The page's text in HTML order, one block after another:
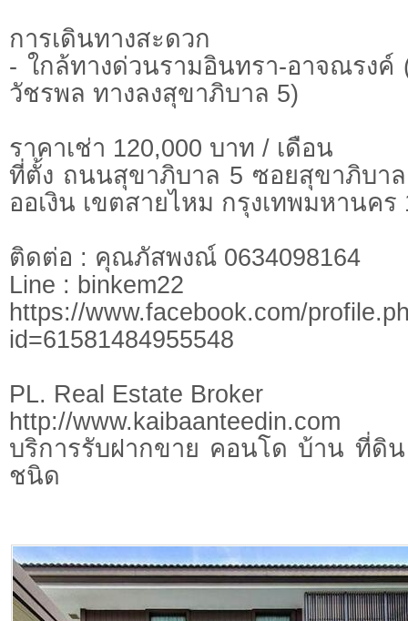
การเดินทางสะดวก
- ใกล้ทางด่วนรามอินทรา-อาจณรงค์
วัชรพล ทางลงสุขาภิบาล 5)
ราคาเช่า 120,000 บาท / เดือน
ที่ตั้ง ถนนสุขาภิบาล 5 ซอยสุขาภิบา
ออเงิน เขตสายไหม กรุงเทพมหานคร
ติดต่อ : คุณภัสพงณ์ 0634098164
Line : binkem22
https://www.facebook.com/
id=61581484955548
PL. Real Estate Broker
http://www.kaibaanteedin.com
บริการรับฝากขาย คอนโด บ้าน ที่ดิ
ชนิด